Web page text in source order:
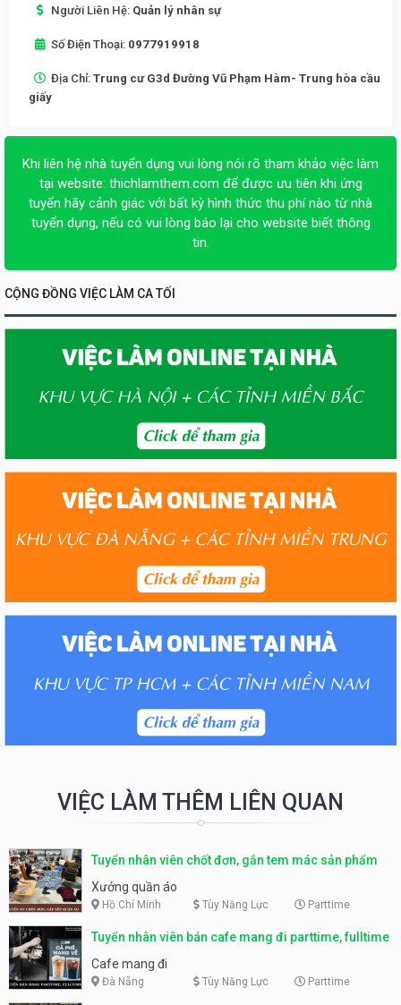
Người Liên Hệ: Quản lý nhân sự
Số Điện Thoại: 0977919918
Địa Chỉ: Trung cư G3d Đường Vũ Phạm Hàm- Trung hòa cầu
giấy
Khi liên hệ nhà tuyển dụng vui lòng nói rõ tham khảo việc làm
tại website: thichlamthem.com để được ưu tiên khi ứng
tuyển hãy cảnh giác với bất kỳ hình thức thu phí nào từ nhà
tuyển dụng, nếu có vui lòng báo lại cho website biết thông
tin.
CỘNG ĐỒNG VIỆC LÀM CA TỐI
VIỆC LÀM THÊM LIÊN QUAN
Tuyển nhân viên chốt đơn, gắn tem mác sản phẩm
Xưởng quần áo
Hồ Chí Minh Tùy Năng Lực Parttime
Tuyển nhân viên bán cafe mang đi parttime, fulltime
Cafe mang đi
Đà Nẵng Tùy Năng Lực Parttime